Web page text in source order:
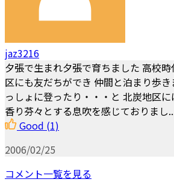
jaz3216
夕張で生まれ夕張で育ちました 高校
区にも友だちができ 仲間と泊まり歩
っしょに登ったり・・・と 北炭地区
香り芬々とする息吹を感じておりまし
Good (1)
2006/02/25
コメント一覧を見る